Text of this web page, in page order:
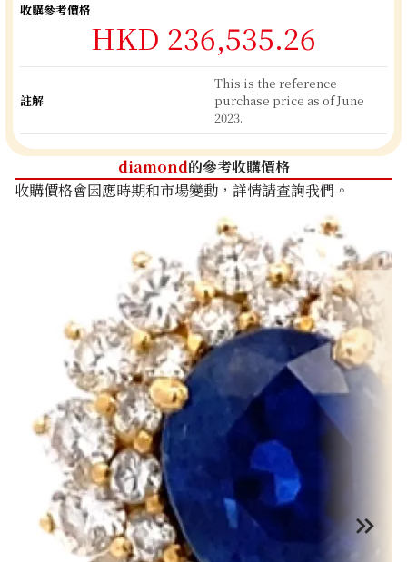
收購參考價格
HKD 236,535.26
註解
This is the reference
purchase price as of June
2023.
diamond的參考收購價格
收購價格會因應時期和市場變動，詳情請查詢我們。